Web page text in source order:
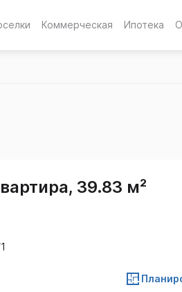
Коммерческая Ипотека
39.83 м²